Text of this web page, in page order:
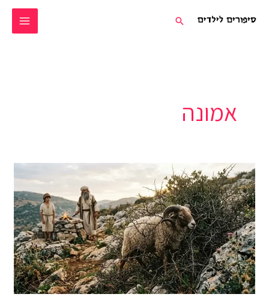
לתוכן
חיפוש
אמונה
עקידת
יצחק